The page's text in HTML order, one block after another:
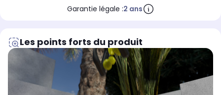
Garantie légale :2 ans
Les points forts du produit